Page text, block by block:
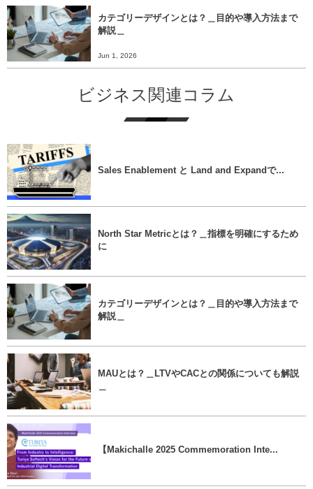
カテゴリーデザインとは？＿目的や導入方法まで
解説＿
Jun 1, 2026
ビジネス関連コラム
Sales Enablement と Land and Expandで...
North Star Metricとは？＿指標を明確にするため
に
カテゴリーデザインとは？＿目的や導入方法まで
解説＿
MAUとは？＿LTVやCACとの関係についても解説
【Makichalle 2025 Commemoration Inte...